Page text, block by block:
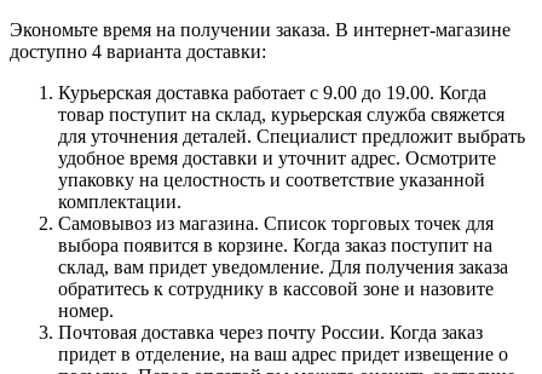
Экономьте время на получении заказа. В интернет-магазине
доступно 4 варианта доставки:
Курьерская доставка работает с 9.00 до 19.00. Когда
товар поступит на склад, курьерская служба свяжется
для уточнения деталей. Специалист предложит выбрать
удобное время доставки и уточнит адрес. Осмотрите
упаковку на целостность и соответствие указанной
комплектации.
Самовывоз из магазина. Список торговых точек для
выбора появится в корзине. Когда заказ поступит на
склад, вам придет уведомление. Для получения заказа
обратитесь к сотруднику в кассовой зоне и назовите
номер.
Почтовая доставка через почту России. Когда заказ
придет в отделение, на ваш адрес придет извещение о